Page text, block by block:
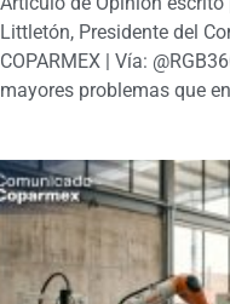
Littletón, Presidente del
COPARMEX | Vía:
mayores problemas que